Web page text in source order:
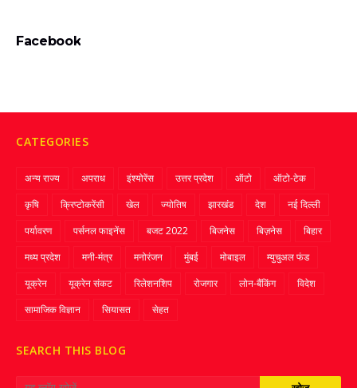
Facebook
CATEGORIES
अन्य राज्य अपराध इंश्योरेंस उत्तर प्रदेश ऑटो
ऑटो-टेक
कृषि
क्रिप्‍टोकरेंसी खेल ज्‍योतिष झारखंड देश
नई दिल्ली
पर्यावरण
पर्सनल फाइनेंस बजट 2022 बिजनेस बिज़नेस
बिहार
मध्य प्रदेश
मनी-मंत्र मनोरंजन मुंबई मोबाइल
म्‍युचुअल फंड
यूक्रेन
यूक्रेन संकट रिलेशनशिप रोजगार लोन-बैंकिंग
विदेश
सामाजिक विज्ञान
सियासत सेहत
SEARCH THIS BLOG